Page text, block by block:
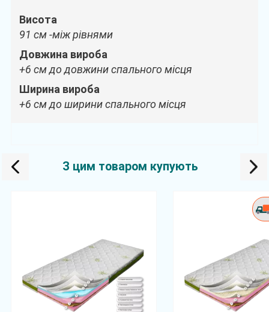
Висота
91 см -між рівнями
Довжина вироба
+6 см до довжини спального місця
Ширина вироба
+6 см до ширини спального місця
З цим товаром купують